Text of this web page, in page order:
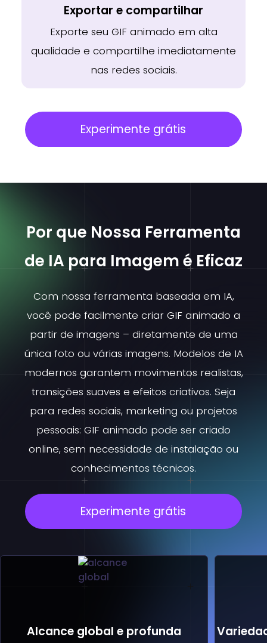
Exportar e compartilhar
Exporte seu GIF animado em alta
qualidade e compartilhe imediatamente
nas redes sociais.
Experimente grátis
Por que Nossa Ferramenta
de IA para Imagem é Eficaz
Com nossa ferramenta baseada em IA,
você pode facilmente criar GIF animado a
partir de imagens – diretamente de uma
única foto ou várias imagens. Modelos de IA
modernos garantem movimentos realistas,
transições suaves e efeitos criativos. Seja
para redes sociais, marketing ou projetos
pessoais: GIF animado pode ser criado
online, sem necessidade de instalação ou
conhecimentos técnicos.
Experimente grátis
Alcance global e profunda